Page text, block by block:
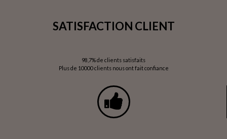
SATISFACTION CLIENT
98,7% de clients satisfaits
Plus de 10000 clients nous ont fait confiance